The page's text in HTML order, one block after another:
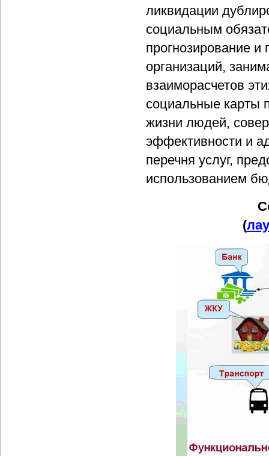
ликвидации
социальным
прогнозирование
организаций,
взаиморасчетов
социальные карты
жизни людей,
эффективности и
перечня услуг,
использованием
(